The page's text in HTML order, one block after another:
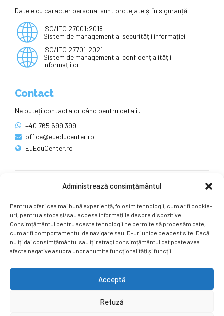
Administrează consimțământul
Pentru a oferi cea mai bună experiență, folosim tehnologii, cum ar fi cookie-
uri, pentru a stoca și/sau accesa informațiile despre dispozitive.
Consimțământul pentru aceste tehnologii ne permite să procesăm date,
cum ar fi comportamentul de navigare sau ID-uri unice pe acest site. Dacă
nu îți dai consimțământul sau îți retragi consimțământul dat poate avea
afecte negative asupra unor anumite funcționalități și funcții.
Acceptă
Refuză
Datele cu caracter personal sunt protejate și în siguranță.
ISO/IEC 27001:2018
Sistem de management al securității informației
ISO/IEC 27701:2021
Sistem de management al confidențialității
informațiilor
Contact
Ne puteți contacta oricând pentru detalii.
+40 765 699 399
office@eueducenter.ro
EuEduCenter.ro
Ne puteți găsi și pe rețelele sociale.